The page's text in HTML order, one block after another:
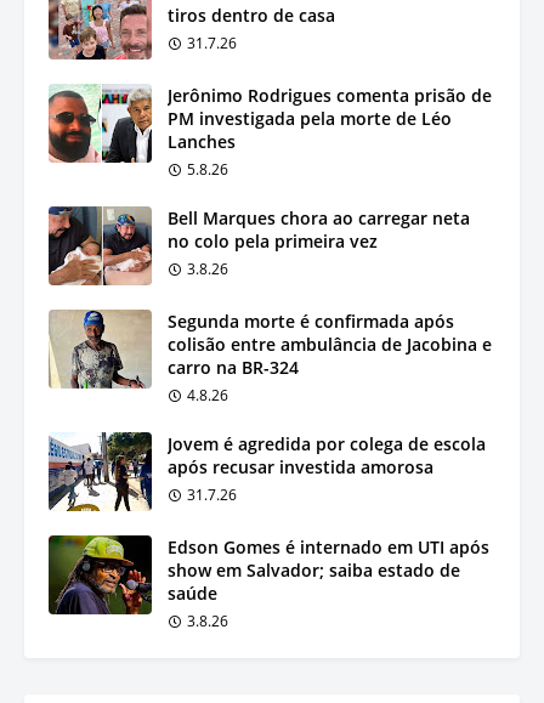
tiros dentro de casa
31.7.26
Jerônimo Rodrigues comenta prisão de
PM investigada pela morte de Léo
Lanches
5.8.26
Bell Marques chora ao carregar neta
no colo pela primeira vez
3.8.26
Segunda morte é confirmada após
colisão entre ambulância de Jacobina e
carro na BR-324
4.8.26
Jovem é agredida por colega de escola
após recusar investida amorosa
31.7.26
Edson Gomes é internado em UTI após
show em Salvador; saiba estado de
saúde
3.8.26